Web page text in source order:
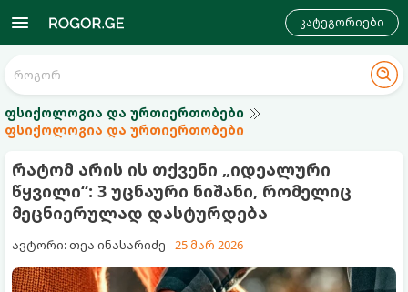
კატეგორიები
ფსიქოლოგია და ურთიერთობები
ფსიქოლოგია და ურთიერთობები
რატომ არის ის თქვენი „იდეალური
წყვილი“: 3 უცნაური ნიშანი, რომელიც
მეცნიერულად დასტურდება
ავტორი: თეა ინასარიძე 25 მარ 2026